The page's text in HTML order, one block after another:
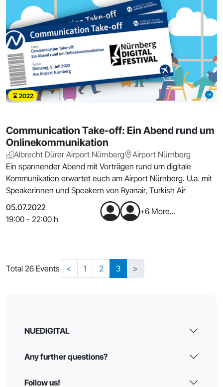
2022
Communication Take-off: Ein Abend rund um
Onlinekommunikation
Albrecht Dürer Airport Nürnberg
Airport Nürnberg
Ein spannender Abend mit Vorträgen rund um digitale
Kommunikation erwartet euch am Airport Nürnberg. U.a. mit
Speakerinnen und Speakern von Ryanair, Turkish Air
05.07.2022
19:00 - 22:00 h
+6 More...
Total 26 Events < 1 2 3 >
NUEDIGITAL
Any further questions?
Follow us!